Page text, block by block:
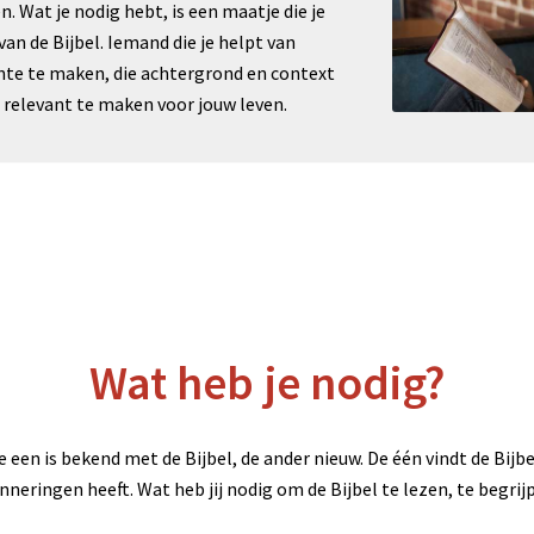
Wat je nodig hebt, is een maatje die je
de Bijbel. Iemand die je helpt van
te maken, die achtergrond en context
te maken voor jouw leven.
Wat heb je nodig?
een is bekend met de Bijbel, de ander nieuw. De één vindt de
heeft. Wat heb jij nodig om de Bijbel te lezen, te